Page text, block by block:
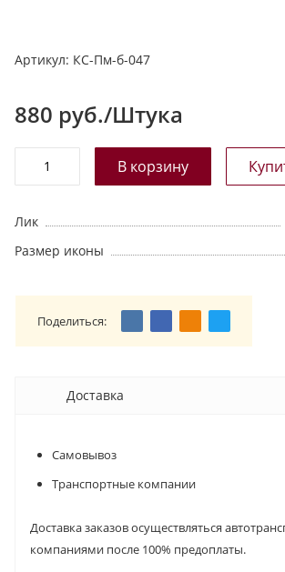
г
Артикул: КС-Пм-б-047
880 руб./Штука
Лик
Размер иконы
Поделиться:
Доставка
Самовывоз
Транспортные компании
Доставка заказов осуществляться
компаниями после 100% предоплаты.